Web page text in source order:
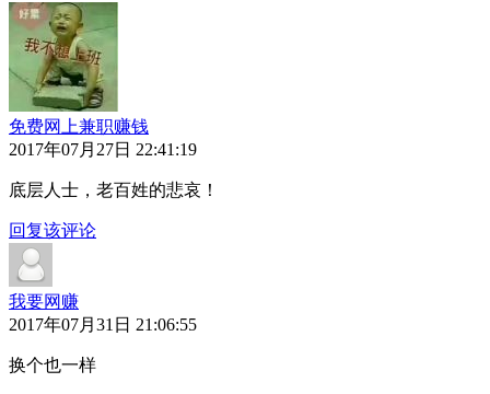
免费网上兼职赚钱
2017年07月27日 22:41:19
底层人士，老百姓的悲哀！
回复该评论
我要网赚
2017年07月31日 21:06:55
换个也一样